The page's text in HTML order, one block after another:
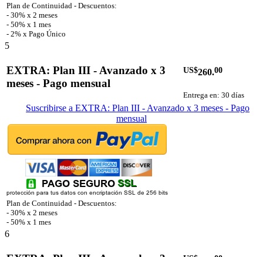
Plan de Continuidad - Descuentos:
- 30% x 2 meses
- 50% x 1 mes
- 2% x Pago Único
5
EXTRA: Plan III - Avanzado x 3
meses - Pago mensual
US$260.00
Entrega en: 30 días
Suscribirse a EXTRA: Plan III - Avanzado x 3 meses - Pago
mensual
Plan de Continuidad - Descuentos:
- 30% x 2 meses
- 50% x 1 mes
6